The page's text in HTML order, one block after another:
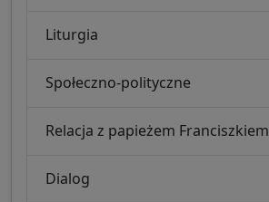
Liturgia
Społeczno-polityczne
Relacja z papieżem Franciszkiem
Dialog